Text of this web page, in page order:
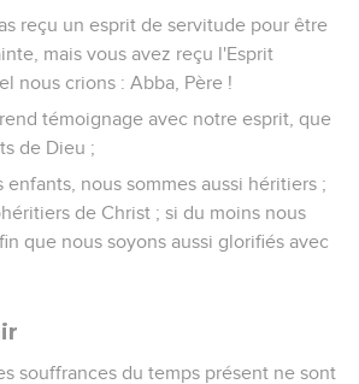
reçu un esprit de servitude pour être
mais vous avez reçu l'Esprit
nous crions : Abba, Père !
témoignage avec notre esprit, que
de Dieu ;
enfants, nous sommes aussi héritiers ;
de Christ ; si du moins nous
que nous soyons aussi glorifiés avec
souffrances du temps présent ne sont